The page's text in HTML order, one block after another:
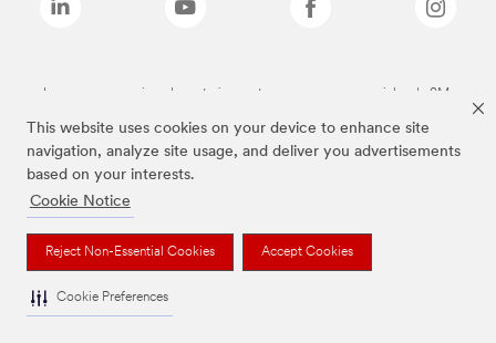
This website uses cookies on your device to enhance site
navigation, analyze site usage, and deliver you advertisements
based on your interests.
Cookie Notice
Reject Non-Essential Cookies Accept Cookies
Cookie Preferences
Las marcas mencionadas anteriormente son marcas comerciales de 3M.